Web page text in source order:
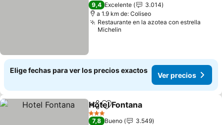
9,4 Excelente
3.014
a 1.9 km de: Coliseo
Restaurante en la azotea con estrella
Michelin
Elige fechas para ver los precios exactos
Ver precios
CompartirAgregar a favoritos
Hotel Fontana
3 Estrellas
7,8 Bueno
3.549